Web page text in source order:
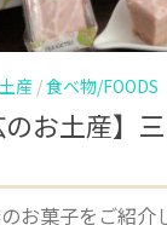
産 /食べ物/FOODS
のお土産】
お菓子をご紹介